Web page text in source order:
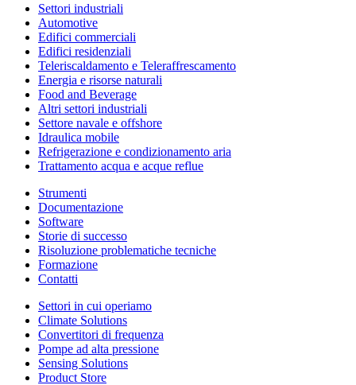
Settori industriali
Automotive
Edifici commerciali
Edifici residenziali
Teleriscaldamento e Teleraffrescamento
Energia e risorse naturali
Food and Beverage
Altri settori industriali
Settore navale e offshore
Idraulica mobile
Refrigerazione e condizionamento aria
Trattamento acqua e acque reflue
Strumenti
Documentazione
Software
Storie di successo
Risoluzione problematiche tecniche
Formazione
Contatti
Settori in cui operiamo
Climate Solutions
Convertitori di frequenza
Pompe ad alta pressione
Sensing Solutions
Product Store